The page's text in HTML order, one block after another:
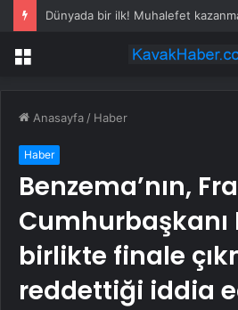
Menü
Anasayfa / Haber
Haber
Benzema’nın,
Cumhurbaşkanı
birlikte finale
reddettiği iddia